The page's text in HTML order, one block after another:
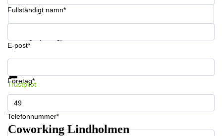
Fullständigt namn*
E-post*
Företag*
Telefonnummer*
Få information och pris
Trustpilot
Coworking Lindholmen